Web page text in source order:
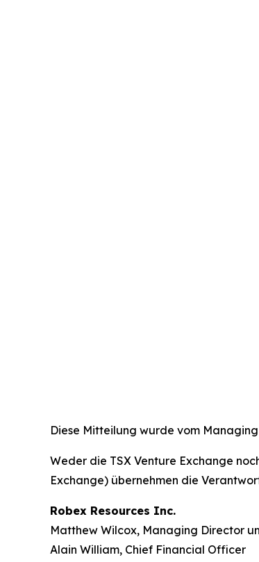
Diese Mitteilung wurde vom
Weder die TSX Venture Exchange
Exchange) übernehmen die
Robex Resources Inc.
Matthew Wilcox, Managing Director
Alain William, Chief Financial Officer